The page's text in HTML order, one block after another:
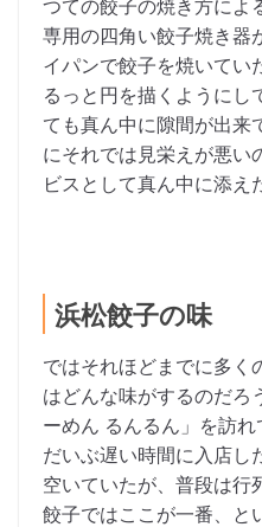
つての餃子の焼き方によ
専用の四角い餃子焼き器
イパンで餃子を焼いてい
るっと円を描くようにし
ても真ん中に隙間が出来
にそれでは見栄えが悪い
ビスとして真ん中に添え
浜松餃子の味
ではそれほどまでに多く
はどんな味がするのだろ
ーめん るんるん」を訪
だいぶ遅い時間に入店し
空いていたが、普段は行
餃子ではここが一番、と